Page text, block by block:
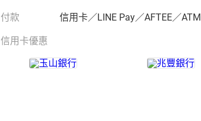
付款 信用卡／LINE Pay／AFTEE／ATM
信用卡優惠